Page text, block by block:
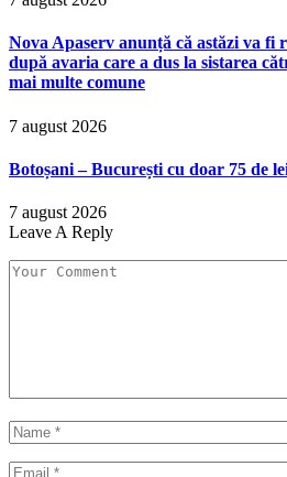
Nova Apaserv anunță că astăzi va fi
după avaria care a dus la sistarea
mai multe comune
7 august 2026
Botoșani – București cu doar 75 de
7 august 2026
Leave A Reply